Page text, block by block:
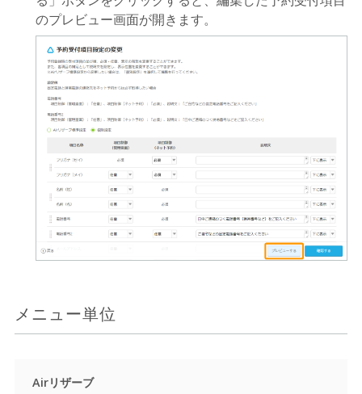
のプレビュー画面が開きます。
メニュー単位
Airリザーブ